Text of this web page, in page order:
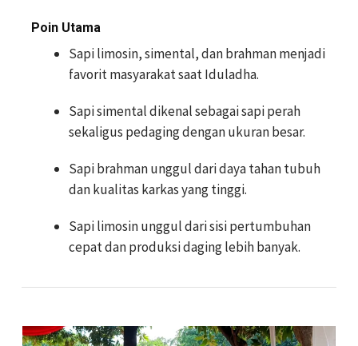
Poin Utama
Sapi limosin, simental, dan brahman menjadi
favorit masyarakat saat Iduladha.
Sapi simental dikenal sebagai sapi perah
sekaligus pedaging dengan ukuran besar.
Sapi brahman unggul dari daya tahan tubuh
dan kualitas karkas yang tinggi.
Sapi limosin unggul dari sisi pertumbuhan
cepat dan produksi daging lebih banyak.